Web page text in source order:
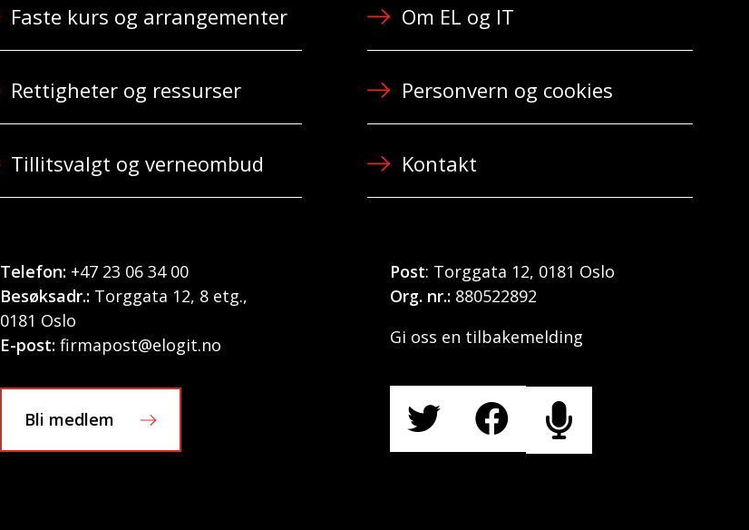
Faste kurs og arrangementer
Rettigheter og ressurser
Tillitsvalgt og verneombud
Telefon:+47 23 06 34 00
Besøksadr.:Torggata 12, 8 etg.,
0181 Oslo
E-post: firmapost@elogit.no
Bli medlem
Om EL og IT
Personvern og cookies
Kontakt
Post: Torggata 12, 0181 Oslo
Org. nr.: 880522892
Gi oss en tilbakemelding